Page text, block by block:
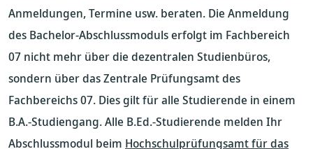
Anmeldungen, Termine usw. beraten. Die Anmeldung
des Bachelor-Abschlussmoduls erfolgt im Fachbereich
07 nicht mehr über die dezentralen Studienbüros,
sondern über das Zentrale Prüfungsamt des
Fachbereichs 07. Dies gilt für alle Studierende in einem
B.A.-Studiengang. Alle B.Ed.-Studierende melden Ihr
Abschlussmodul beim Hochschulprüfungsamt für das